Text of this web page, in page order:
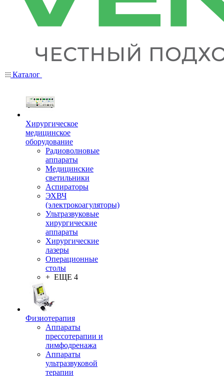
Каталог
Хирургическое
медицинское
оборудование
Радиоволновые
аппараты
Медицинские
светильники
Аспираторы
ЭХВЧ
(электрокоагуляторы)
Ультразвуковые
хирургические
аппараты
Хирургические
лазеры
Операционные
столы
+ ЕЩЕ 4
Физиотерапия
Аппараты
прессотерапии и
лимфодренажа
Аппараты
ультразвуковой
терапии